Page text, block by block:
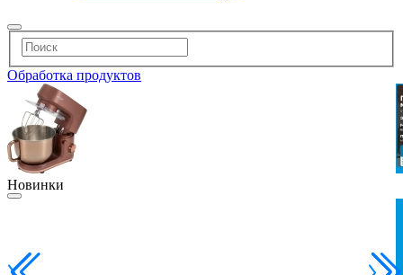
Обработка продуктов
Новинки